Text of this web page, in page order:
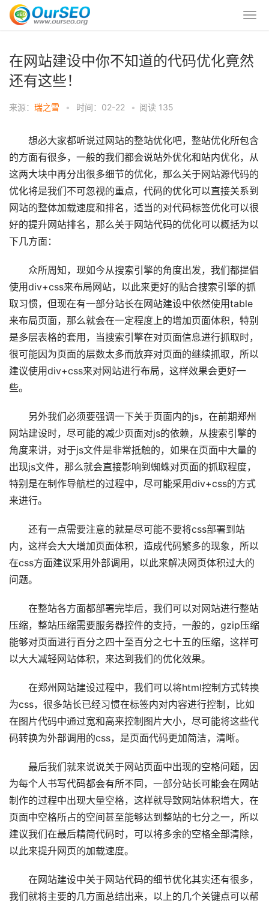
在网站建设中你不知道的代码优化竟然
还有这些！
来源： 瑞之雪 • 时间：02-22 • 阅读 135
想必大家都听说过网站的整站优化吧，整站优化所包含
的方面有很多，一般的我们都会说站外优化和站内优化，从
这两大块中再分出很多细节的优化，那么关于网站源代码的
优化将是我们不可忽视的重点，代码的优化可以直接关系到
网站的整体加载速度和排名，适当的对代码标签优化可以很
好的提升网站排名，那么关于网站代码的优化可以概括为以
下几方面：
众所周知，现如今从搜索引擎的角度出发，我们都提倡
使用div+css来布局网站，以此来更好的贴合搜索引擎的抓
取习惯，但现在有一部分站长在网站建设中依然使用table
来布局页面，那么就会在一定程度上的增加页面体积，特别
是多层表格的套用，当搜索引擎在对页面信息进行抓取时，
很可能因为页面的层数太多而放弃对页面的继续抓取，所以
建议使用div+css来对网站进行布局，这样效果会更好一
些。
另外我们必须要强调一下关于页面内的js，在前期郑州
网站建设时，尽可能的减少页面对js的依赖，从搜索引擎的
角度来讲，对于js文件是非常抵触的，如果在页面中大量的
出现js文件，那么就会直接影响到蜘蛛对页面的抓取程度，
特别是在制作导航栏的过程中，尽可能采用div+css的方式
来进行。
还有一点需要注意的就是尽可能不要将css部署到站
内，这样会大大增加页面体积，造成代码繁多的现象，所以
在css方面建议采用外部调用，以此来解决网页体积过大的
问题。
在整站各方面都部署完毕后，我们可以对网站进行整站
压缩，整站压缩需要服务器控件的支持，一般的，gzip压缩
能够对页面进行百分之四十至百分之七十五的压缩，这样可
以大大减轻网站体积，来达到我们的优化效果。
在郑州网站建设过程中，我们可以将html控制方式转换
为css，很多站长已经习惯在标签内对内容进行控制，比如
在图片代码中通过宽和高来控制图片大小，尽可能将这些代
码转换为外部调用的css，是页面代码更加简洁，清晰。
最后我们就来说说关于网站页面中出现的空格问题，因
为每个人书写代码都会有所不同，一部分站长可能会在网站
制作的过程中出现大量空格，这样就导致网站体积增大，在
页面中空格所占的空间甚至能够达到整站的七分之一，所以
建议我们在最后精简代码时，可以将多余的空格全部清除，
以此来提升网页的加载速度。
在网站建设中关于网站代码的细节优化其实还有很多，
我们就将主要的几方面总结出来，以上的几个关键点可以帮